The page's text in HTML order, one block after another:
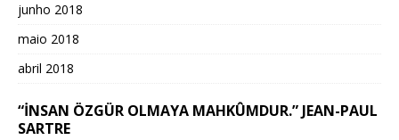
junho 2018
maio 2018
abril 2018
“İNSAN ÖZGÜR OLMAYA MAHKÛMDUR.” JEAN-PAUL
SARTRE